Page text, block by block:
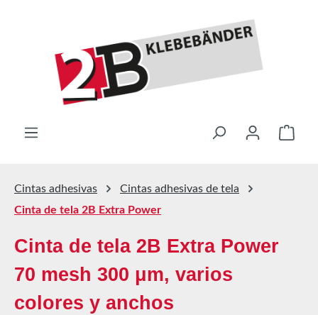
El
Cintas adhesivas
Cintas adhesivas de tela
Cinta de tela 2B Extra Power
Cinta de tela 2B Extra Power
70 mesh 300 μm, varios
colores y anchos